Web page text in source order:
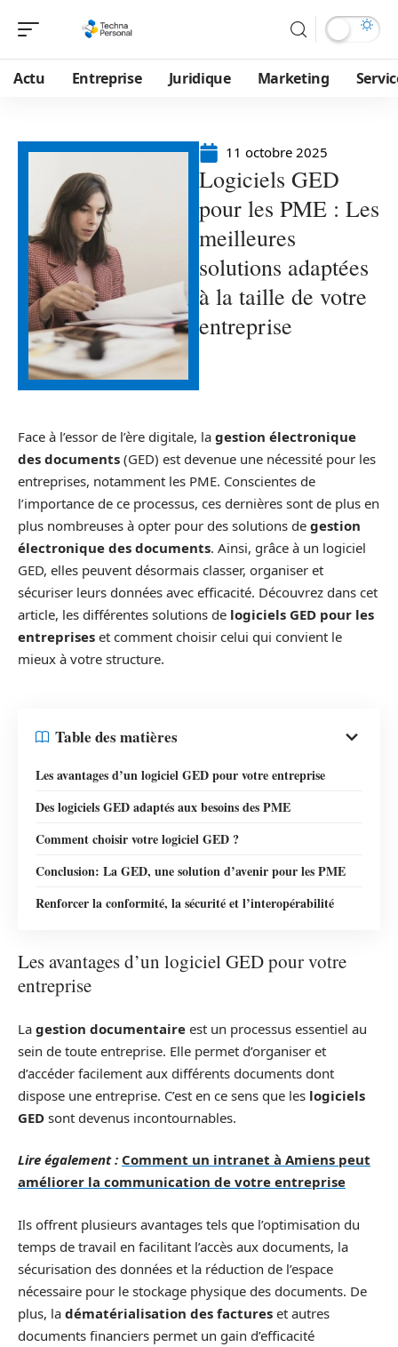
Actu Entreprise Juridique Marketing
11 octobre 2025
Logiciels GED
pour les PME : Les
meilleures
solutions adaptées
à la taille de votre
entreprise
Face à l’essor de l’ère digitale, la gestion électronique
des documents (GED) est devenue une nécessité pour les
entreprises, notamment les PME. Conscientes de
l’importance de ce processus, ces dernières sont de plus en
plus nombreuses à opter pour des solutions de gestion
électronique des documents. Ainsi, grâce à un logiciel
GED, elles peuvent désormais classer, organiser et
sécuriser leurs données avec efficacité. Découvrez dans cet
article, les différentes solutions de logiciels GED pour les
entreprises et comment choisir celui qui convient le
mieux à votre structure.
Table des matières
Les avantages d’un logiciel GED pour votre entreprise
Des logiciels GED adaptés aux besoins des PME
Comment choisir votre logiciel GED ?
Conclusion: La GED, une solution d’avenir pour les PME
Renforcer la conformité, la sécurité et l’interopérabilité
Les avantages d’un logiciel GED pour votre
entreprise
La gestion documentaire est un processus essentiel au
sein de toute entreprise. Elle permet d’organiser et
d’accéder facilement aux différents documents dont
dispose une entreprise. C’est en ce sens que les logiciels
GED sont devenus incontournables.
Lire également : Comment un intranet à Amiens peut
améliorer la communication de votre entreprise
Ils offrent plusieurs avantages tels que l’optimisation du
temps de travail en facilitant l’accès aux documents, la
sécurisation des données et la réduction de l’espace
nécessaire pour le stockage physique des documents. De
plus, la dématérialisation des factures et autres
documents financiers permet un gain d’efficacité